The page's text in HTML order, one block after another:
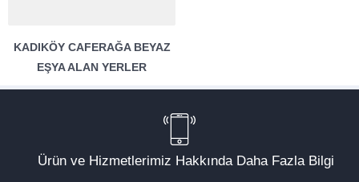
KADIKÖY CAFERAĞA BEYAZ
EŞYA ALAN YERLER
Ürün ve Hizmetlerimiz Hakkında Daha Fazla Bilgi